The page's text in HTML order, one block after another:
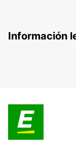
Información